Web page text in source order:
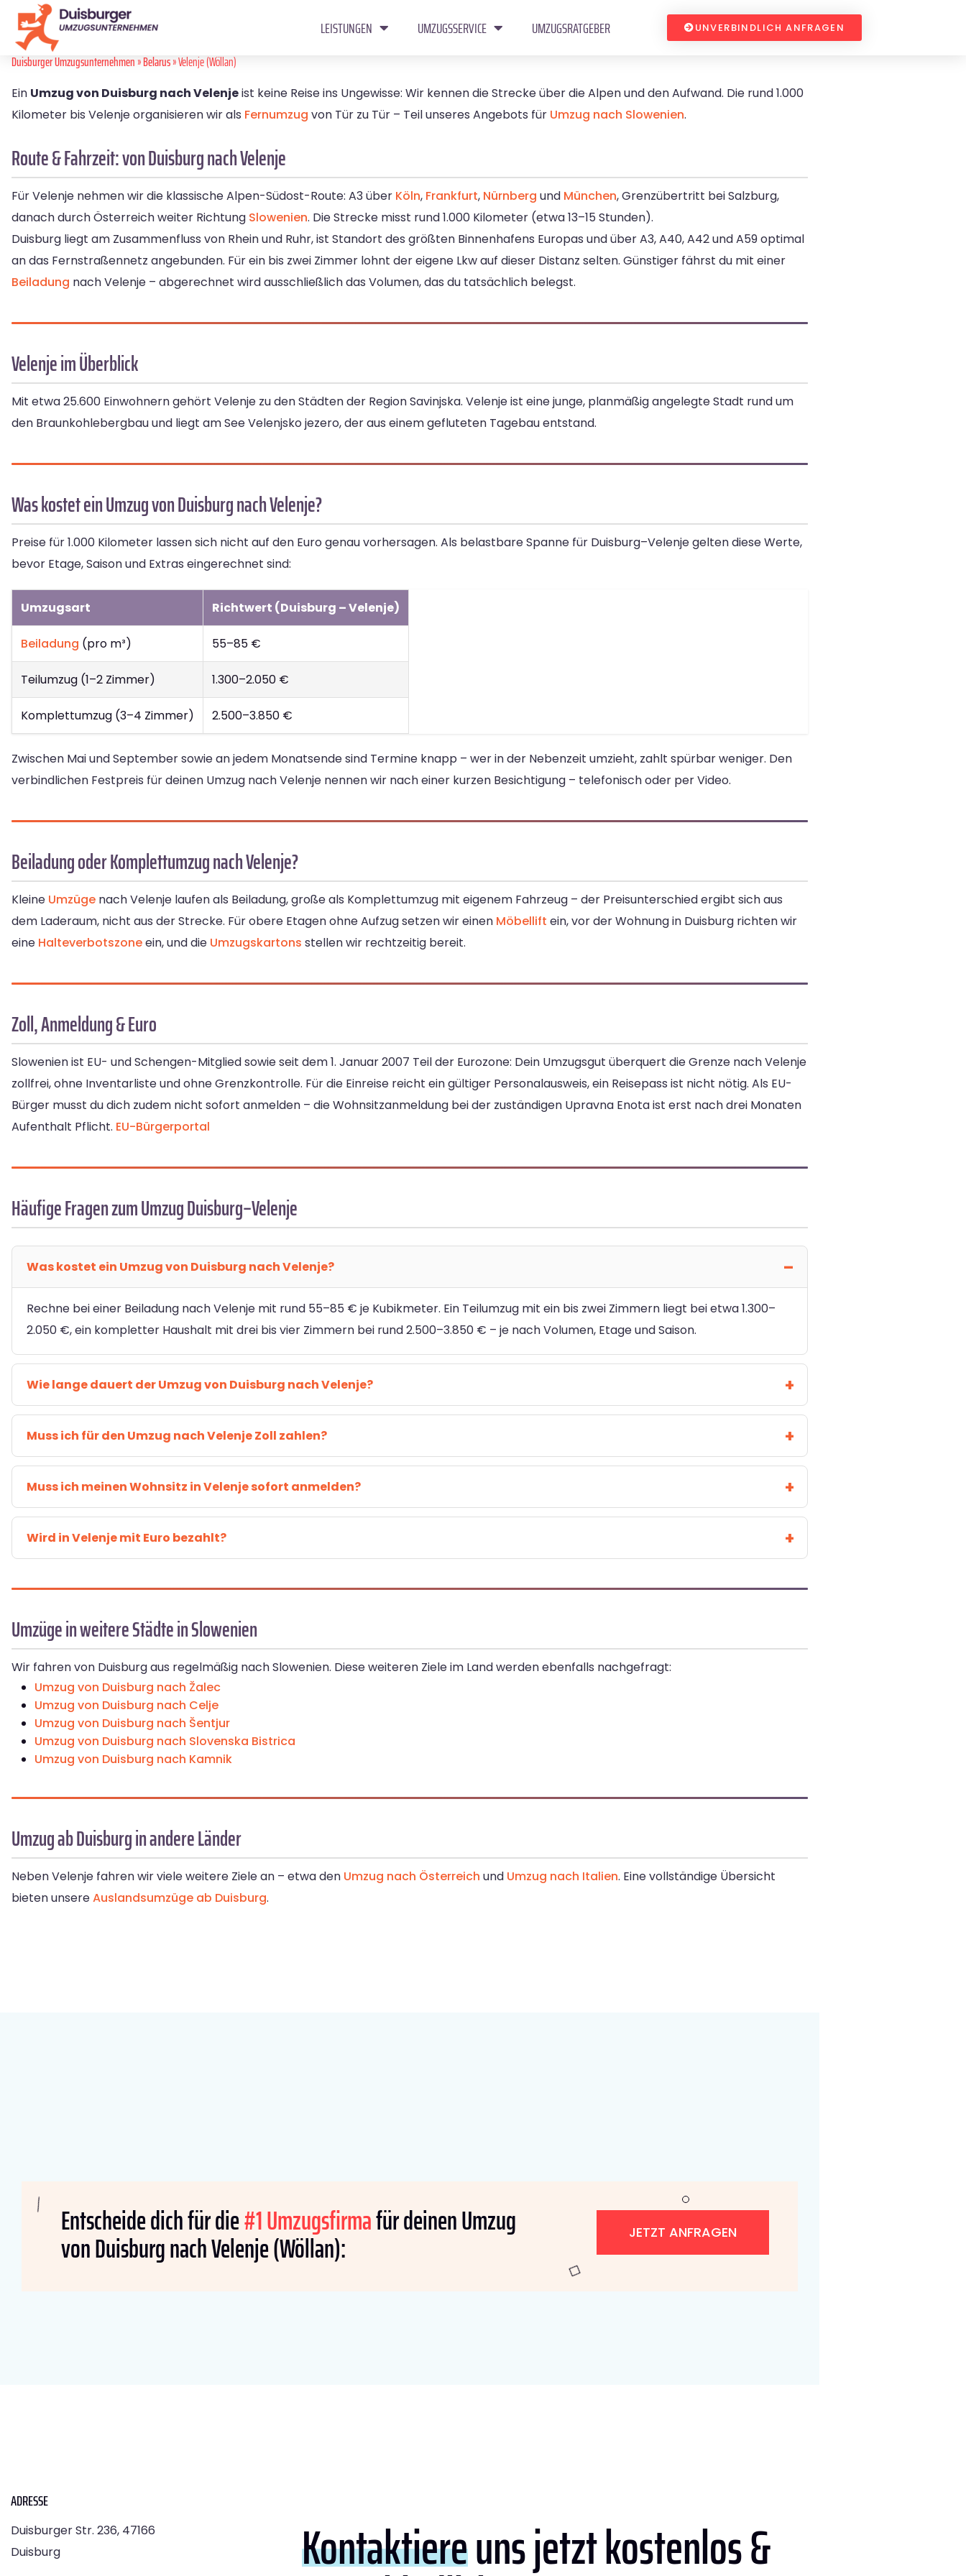
LEISTUNGEN UMZUGSSERVICE UMZUGSRATGEBER UNVERBINDLICH ANFRAGEN
Duisburger Umzugsunternehmen»Belarus» Velenje (Wöllan)
Ein Umzug von Duisburg nach Velenjeist keine Reise ins Ungewisse: Wir kennen die Strecke über die Alpen und den Aufwand. Die rund 1.000
Kilometer bis Velenje organisieren wir als Fernumzug von Tür zu Tür – Teil unseres Angebots für Umzug nach Slowenien.
Route & Fahrzeit: von Duisburg nach Velenje
Für Velenje nehmen wir die klassische Alpen-Südost-Route: A3 über Köln, Frankfurt, Nürnberg und München, Grenzübertritt bei Salzburg,
danach durch Österreich weiter Richtung Slowenien. Die Strecke misst rund 1.000 Kilometer (etwa 13–15 Stunden).
Duisburg liegt am Zusammenfluss von Rhein und Ruhr, ist Standort des größten Binnenhafens Europas und über A3, A40, A42 und A59 optimal
an das Fernstraßennetz angebunden. Für ein bis zwei Zimmer lohnt der eigene Lkw auf dieser Distanz selten. Günstiger fährst du mit einer
Beiladung nach Velenje – abgerechnet wird ausschließlich das Volumen, das du tatsächlich belegst.
Velenje im Überblick
Mit etwa 25.600 Einwohnern gehört Velenje zu den Städten der Region Savinjska. Velenje ist eine junge, planmäßig angelegte Stadt rund um
den Braunkohlebergbau und liegt am See Velenjsko jezero, der aus einem gefluteten Tagebau entstand.
Was kostet ein Umzug von Duisburg nach Velenje?
Preise für 1.000 Kilometer lassen sich nicht auf den Euro genau vorhersagen. Als belastbare Spanne für Duisburg–Velenje gelten diese Werte,
bevor Etage, Saison und Extras eingerechnet sind:
Umzugsart Richtwert (Duisburg – Velenje)
Beiladung (pro m³) 55–85 €
Teilumzug (1–2 Zimmer) 1.300–2.050 €
Komplettumzug (3–4 Zimmer) 2.500–3.850 €
Zwischen Mai und September sowie an jedem Monatsende sind Termine knapp – wer in der Nebenzeit umzieht, zahlt spürbar weniger. Den
verbindlichen Festpreis für deinen Umzug nach Velenje nennen wir nach einer kurzen Besichtigung – telefonisch oder per Video.
Beiladung oder Komplettumzug nach Velenje?
Kleine Umzüge nach Velenje laufen als Beiladung, große als Komplettumzug mit eigenem Fahrzeug – der Preisunterschied ergibt sich aus
dem Laderaum, nicht aus der Strecke. Für obere Etagen ohne Aufzug setzen wir einen Möbellift ein, vor der Wohnung in Duisburg richten wir
eine Halteverbotszoneein, und die Umzugskartons stellen wir rechtzeitig bereit.
Zoll, Anmeldung & Euro
Slowenien ist EU- und Schengen-Mitglied sowie seit dem 1. Januar 2007 Teil der Eurozone: Dein Umzugsgut überquert die Grenze nach Velenje
zollfrei, ohne Inventarliste und ohne Grenzkontrolle. Für die Einreise reicht ein gültiger Personalausweis, ein Reisepass ist nicht nötig. Als EU-
Bürger musst du dich zudem nicht sofort anmelden – die Wohnsitzanmeldung bei der zuständigen Upravna Enota ist erst nach drei Monaten
Aufenthalt Pflicht. EU-Bürgerportal
Häufige Fragen zum Umzug Duisburg–Velenje
Was kostet ein Umzug von Duisburg nach Velenje?
Rechne bei einer Beiladung nach Velenje mit rund 55–85 € je Kubikmeter. Ein Teilumzug mit ein bis zwei Zimmern liegt bei etwa 1.300–
2.050 €, ein kompletter Haushalt mit drei bis vier Zimmern bei rund 2.500–3.850 € – je nach Volumen, Etage und Saison.
Wie lange dauert der Umzug von Duisburg nach Velenje?
Muss ich für den Umzug nach Velenje Zoll zahlen?
Muss ich meinen Wohnsitz in Velenje sofort anmelden?
Wird in Velenje mit Euro bezahlt?
Umzüge in weitere Städte in Slowenien
Wir fahren von Duisburg aus regelmäßig nach Slowenien. Diese weiteren Ziele im Land werden ebenfalls nachgefragt:
Umzug von Duisburg nach Žalec
Umzug von Duisburg nach Celje
Umzug von Duisburg nach Šentjur
Umzug von Duisburg nach Slovenska Bistrica
Umzug von Duisburg nach Kamnik
Umzug ab Duisburg in andere Länder
Neben Velenje fahren wir viele weitere Ziele an – etwa den Umzug nach Österreich und Umzug nach Italien. Eine vollständige Übersicht
bieten unsereAuslandsumzüge ab Duisburg.
Entscheide dich für die#1 Umzugsfirmafür deinen Umzug
von Duisburg nach Velenje (Wöllan): JETZT ANFRAGEN
ADRESSE
Duisburger Str. 236, 47166
Duisburg
Kontaktiereuns jetzt kostenlos &